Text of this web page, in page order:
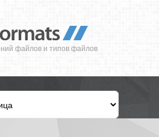
файлов и типов файлов